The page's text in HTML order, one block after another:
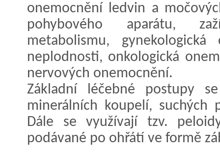
onemocnění ledvin a
pohybového aparátu,
metabolismu,
neplodnosti, onkologická
nervových onemocnění.
Základní léčebné postupy
minerálních koupelí, suchých
Dále se využívají tzv.
podávané po ohřátí ve formě